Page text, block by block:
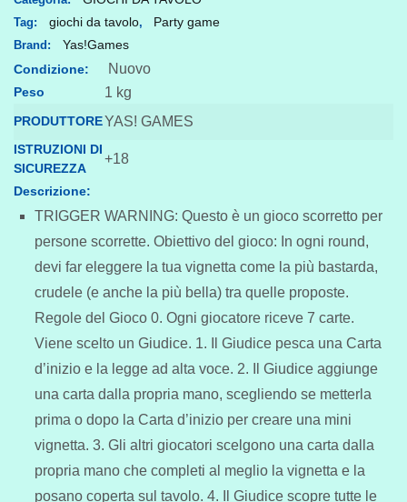
Tag: giochi da tavolo, Party game
Brand:
Yas!Games
Condizione:
Nuovo
Peso 1 kg
PRODUTTOREYAS! GAMES
ISTRUZIONI DI
SICUREZZA
+18
Descrizione:
TRIGGER WARNING: Questo è un gioco scorretto per
persone scorrette. Obiettivo del gioco: In ogni round,
devi far eleggere la tua vignetta come la più bastarda,
crudele (e anche la più bella) tra quelle proposte.
Regole del Gioco 0. Ogni giocatore riceve 7 carte.
Viene scelto un Giudice. 1. Il Giudice pesca una Carta
d’inizio e la legge ad alta voce. 2. Il Giudice aggiunge
una carta dalla propria mano, scegliendo se metterla
prima o dopo la Carta d’inizio per creare una mini
vignetta. 3. Gli altri giocatori scelgono una carta dalla
propria mano che completi al meglio la vignetta e la
posano coperta sul tavolo. 4. Il Giudice scopre tutte le